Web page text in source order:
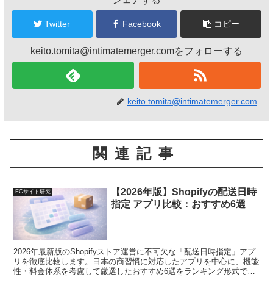
Twitter Facebook コピー
keito.tomita@intimatemerger.comをフォローする
keito.tomita@intimatemerger.com
関連記事
ECサイト研究
【2026年版】Shopifyの配送日時
指定 アプリ比較：おすすめ6選
2026年最新版のShopifyストア運営に不可欠な「配送日時指定」アプ
リを徹底比較します。日本の商習慣に対応したアプリを中心に、機能
性・料金体系を考慮して厳選したおすすめ6選をランキング形式でご